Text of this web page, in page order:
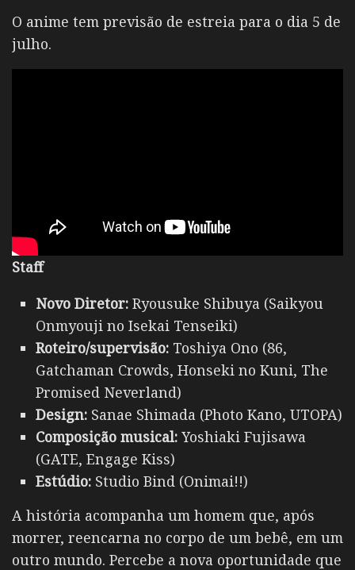
O anime tem previsão de estreia para o dia 5 de
julho.
Staff
Novo Diretor: Ryousuke Shibuya (Saikyou
Onmyouji no Isekai Tenseiki)
Roteiro/supervisão: Toshiya Ono (86,
Gatchaman Crowds, Honseki no Kuni, The
Promised Neverland)
Design: Sanae Shimada (Photo Kano, UTOPA)
Composição musical: Yoshiaki Fujisawa
(GATE, Engage Kiss)
Estúdio: Studio Bind (Onimai!!)
A história acompanha um homem que, após
morrer, reencarna no corpo de um bebê, em um
outro mundo. Percebe a nova oportunidade que